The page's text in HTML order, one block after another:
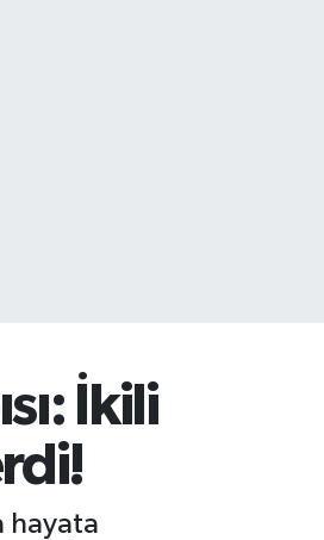
İkili
hayata